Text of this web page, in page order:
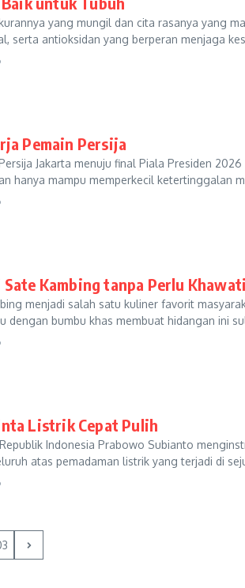
yang mungil dan cita rasanya yang
serta antioksidan yang berperan menjaga
Pemain Persija
Jakarta menuju final Piala Presiden
hanya mampu memperkecil ketertinggalan
Kambing tanpa Perlu
menjadi salah satu kuliner favorit
dengan bumbu khas membuat hidangan ini
Listrik Cepat Pulih
Indonesia Prabowo Subianto
atas pemadaman listrik yang terjadi di